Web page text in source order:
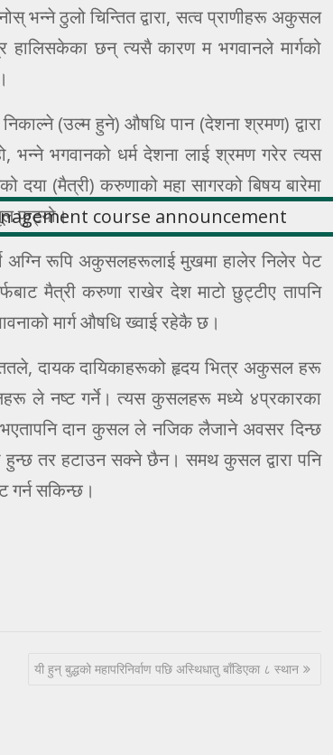
भन्ने ठुलो चिन्तित द्वारा, सत्व प्राणीहरू अकुसल
छन् त्यसै कारण म भगवानले मार्गको
(उल्म हुने) औषधि पान (देशना श्रमण) द्वारा
भगवानको धर्म देशना लाई श्रमण गरेर त्यस
दया (मैत्री) करुणाको महा सागरको बिषय बारेमा
फुट्यो।
अग्नि रूपि अकुसलहरूलाई मुखमा हालेर निलेर पेट
मैत्री करुणा राखेर देश माटो छुट्टीए तापनि
मार्ग औषधि ख्वाई रहेकै छ।
दायक दायिकाहरूको हृदय भित्र अकुसल हरू
ले नष्ट गर्ने। त्यस कुसलहरू मध्ये ४प्रकारका
दान कुसल ले नजिक लैजाने अवसर दिन्छ
तर हटाउन सक्ने छैन। समथ कुसल द्वारा पनि
गर्न सकिन्छ।
यी हुन् बुद्धको महापरिनिर्वाण पछि अस्थिधातु बाँडिएका ८ स्थान